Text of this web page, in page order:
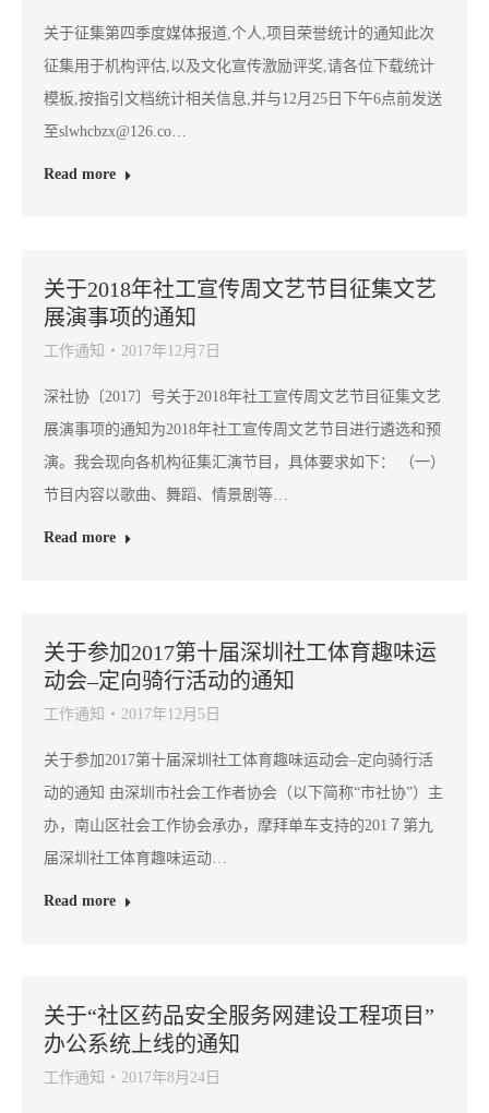
关于征集第四季度媒体报道,个人,项目荣誉统计的通知此次
征集用于机构评估,以及文化宣传激励评奖,请各位下载统计
模板,按指引文档统计相关信息,并与12月25日下午6点前发送
至slwhcbzx@126.co…
Read more
关于2018年社工宣传周文艺节目征集文艺
展演事项的通知
工作通知 2017年12月7日
深社协〔2017〕号关于2018年社工宣传周文艺节目征集文艺
展演事项的通知为2018年社工宣传周文艺节目进行遴选和预
演。我会现向各机构征集汇演节目，具体要求如下： （一）
节目内容以歌曲、舞蹈、情景剧等…
Read more
关于参加2017第十届深圳社工体育趣味运
动会–定向骑行活动的通知
工作通知 2017年12月5日
关于参加2017第十届深圳社工体育趣味运动会–定向骑行活
动的通知 由深圳市社会工作者协会（以下简称“市社协”）主
办，南山区社会工作协会承办，摩拜单车支持的201７第九
届深圳社工体育趣味运动…
Read more
关于“社区药品安全服务网建设工程项目”
办公系统上线的通知
工作通知 2017年8月24日